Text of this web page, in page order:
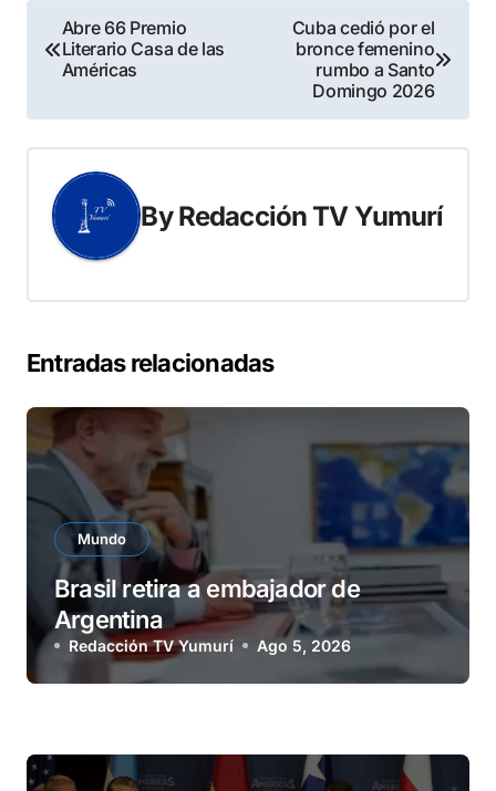
Navegación
de
entradas
Abre 66 Premio
Literario Casa de las
Américas
Cuba cedió por el
bronce femenino
rumbo a Santo
Domingo 2026
ByRedacción TV Yumurí
Entradas relacionadas
Mundo
Brasil retira a embajador de
Argentina
Redacción TV Yumurí Ago 5, 2026